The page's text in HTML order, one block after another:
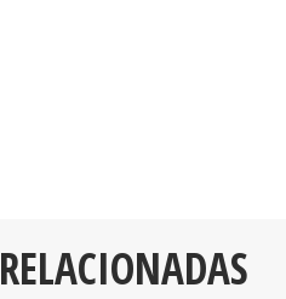
RELACIONADAS